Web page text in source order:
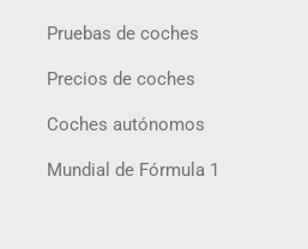
Pruebas de coches
Precios de coches
Coches autónomos
Mundial de Fórmula 1